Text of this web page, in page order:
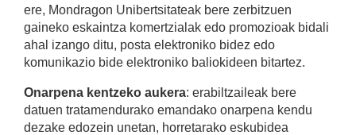
ere, Mondragon Unibertsitateak bere zerbitzuen
gaineko eskaintza komertzialak edo promozioak bidali
ahal izango ditu, posta elektroniko bidez edo
komunikazio bide elektroniko baliokideen bitartez.
Onarpena kentzeko aukera: erabiltzaileak bere
datuen tratamendurako emandako onarpena kendu
dezake edozein unetan, horretarako eskubidea